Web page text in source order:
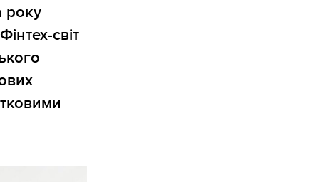
року
світ